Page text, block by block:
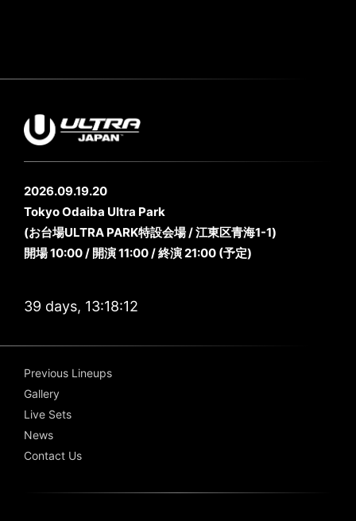
2026.09.19.20
Tokyo Odaiba Ultra Park
(お台場ULTRA PARK特設会場 / 江東区青海1-1)
開場 10:00 / 開演 11:00 / 終演 21:00 (予定)
39 days, 13:18:12
Previous Lineups
Gallery
Live Sets
News
Contact Us